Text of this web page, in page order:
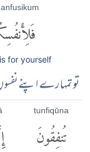
for yourself
تو تمہارے اپنے
tunfiqūna
تُنفِقُونَ